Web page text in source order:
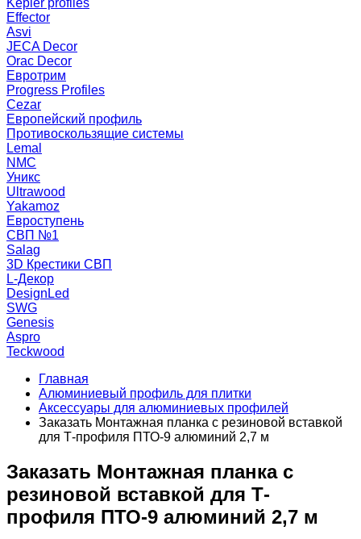
Kepler profiles
Effector
Asvi
JECA Decor
Orac Decor
Евротрим
Progress Profiles
Cezar
Европейский профиль
Противоскользящие системы
Lemal
NMC
Уникс
Ultrawood
Yakamoz
Евроступень
СВП №1
Salag
3D Крестики СВП
L-Декор
DesignLed
SWG
Genesis
Aspro
Teckwood
Главная
Алюминиевый профиль для плитки
Аксессуары для алюминиевых профилей
Заказать Монтажная планка с резиновой вставкой
для Т-профиля ПТО-9 алюминий 2,7 м
Заказать Монтажная планка с
резиновой вставкой для Т-
профиля ПТО-9 алюминий 2,7 м